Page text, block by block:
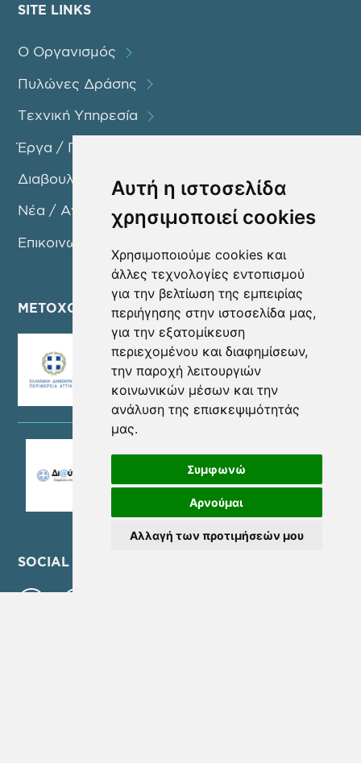
Αυτή η ιστοσελίδα
χρησιμοποιεί cookies
Χρησιμοποιούμε cookies και
άλλες τεχνολογίες εντοπισμού
για την βελτίωση της εμπειρίας
περιήγησης στην ιστοσελίδα μας,
για την εξατομίκευση
περιεχομένου και διαφημίσεων,
την παροχή λειτουργιών
κοινωνικών μέσων και την
ανάλυση της επισκεψιμότητάς
μας.
Συμφωνώ
Αρνούμαι
Αλλαγή των προτιμήσεών μου
SITE LINKS
Ο Οργανισμός
Πυλώνες Δράσης
Τεχνική Υπηρεσία
Έργα / Προγράμματα
Διαβουλεύσεις
Νέα / Ανακοινώσεις
Επικοινωνία
ΜΕΤΟΧΟΙ
SOCIAL MEDIA